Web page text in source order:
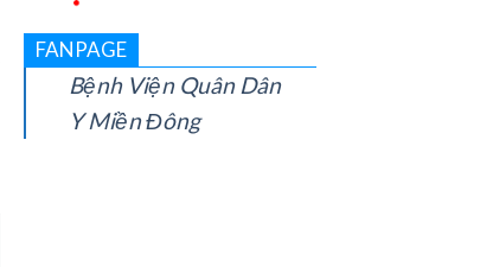
FANPAGE
Bệnh Viện Quân Dân
Y Miền Đông